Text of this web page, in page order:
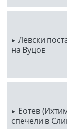
Левски
на Вуцов
Ботев
спечели в